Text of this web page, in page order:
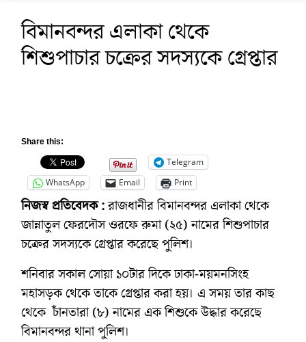
বিমানবন্দর এলাকা থেকে
শিশুপাচার চক্রের সদস্যকে গ্রেপ্তার
Share this:
Telegram
WhatsApp
Email Print
নিজস্ব প্রতিবেদক :রাজধানীর বিমানবন্দর এলাকা থেকে
জান্নাতুল ফেরদৌস ওরফে রুমা (২৫) নামের শিশুপাচার
চক্রের সদস্যকে গ্রেপ্তার করেছে পুলিশ।
শনিবার সকাল সোয়া ১০টার দিকে ঢাকা-ময়মনসিংহ
মহাসড়ক থেকে তাকে গ্রেপ্তার করা হয়। এ সময় তার কাছ
থেকে চাঁনতারা (৮) নামের এক শিশুকে উদ্ধার করেছে
বিমানবন্দর থানা পুলিশ।